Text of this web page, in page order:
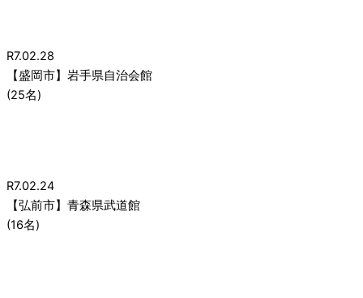
R7.02.28
【盛岡市】岩手県自治会館
(25名)
R7.02.24
【弘前市】青森県武道館
(16名)